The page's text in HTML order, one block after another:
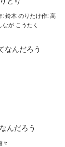
: 鈴木 のりたけ作: 高
が こうたく
んだろう
々